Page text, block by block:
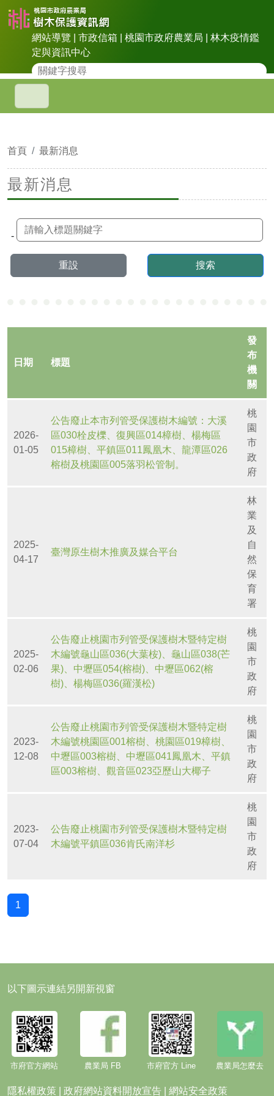
網站導覽 市政信箱 桃園市政府農業局
林木疫情鑑
定與資訊中心
首頁 最新消息
最新消息
-
日期 標題
發
布
機
關
2026-
01-05
公告廢止本市列管受保護樹木編號：大溪
區030栓皮櫟、復興區014樟樹、楊梅區
015樟樹、平鎮區011鳳凰木、龍潭區026
榕樹及桃園區005落羽松管制。
桃
園
市
政
府
2025-
04-17
臺灣原生樹木推廣及媒合平台
林
業
及
自
然
保
育
署
2025-
02-06
公告廢止桃園市列管受保護樹木暨特定樹
木編號龜山區036(大葉桉)、龜山區038(芒
果)、中壢區054(榕樹)、中壢區062(榕
樹)、楊梅區036(羅漢松)
桃
園
市
政
府
2023-
12-08
公告廢止桃園市列管受保護樹木暨特定樹
木編號桃園區001榕樹、桃園區019樟樹、
中壢區003榕樹、中壢區041鳳凰木、平鎮
區003榕樹、觀音區023亞歷山大椰子
桃
園
市
政
府
2023-
07-04
公告廢止桃園市列管受保護樹木暨特定樹
木編號平鎮區036肯氏南洋杉
桃
園
市
政
府
1
以下圖示連結另開新視窗
市府官方網站 農業局 FB 市府官方 Line 農業局怎麼去
隱私權政策 政府網站資料開放宣告 網站安全政策